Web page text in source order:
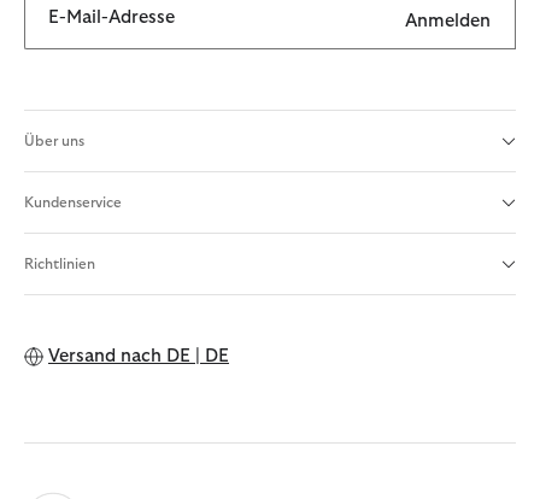
E-Mail-Adresse Anmelden
Über uns
Kundenservice
Richtlinien
Versand nach DE | DE